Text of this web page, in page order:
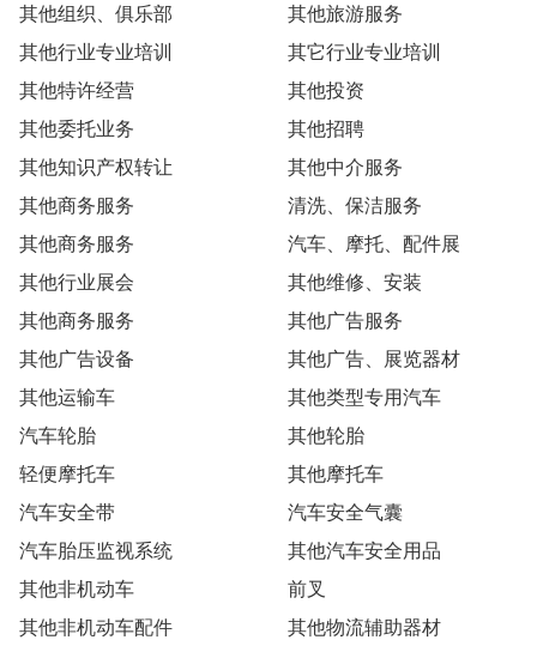
其他组织、俱乐部
其他旅游服务
其他行业专业培训
其它行业专业培训
其他特许经营
其他投资
其他委托业务
其他招聘
其他知识产权转让
其他中介服务
其他商务服务
清洗、保洁服务
其他商务服务
汽车、摩托、配件展
其他行业展会
其他维修、安装
其他商务服务
其他广告服务
其他广告设备
其他广告、展览器材
其他运输车
其他类型专用汽车
汽车轮胎
其他轮胎
轻便摩托车
其他摩托车
汽车安全带
汽车安全气囊
汽车胎压监视系统
其他汽车安全用品
其他非机动车
前叉
其他非机动车配件
其他物流辅助器材